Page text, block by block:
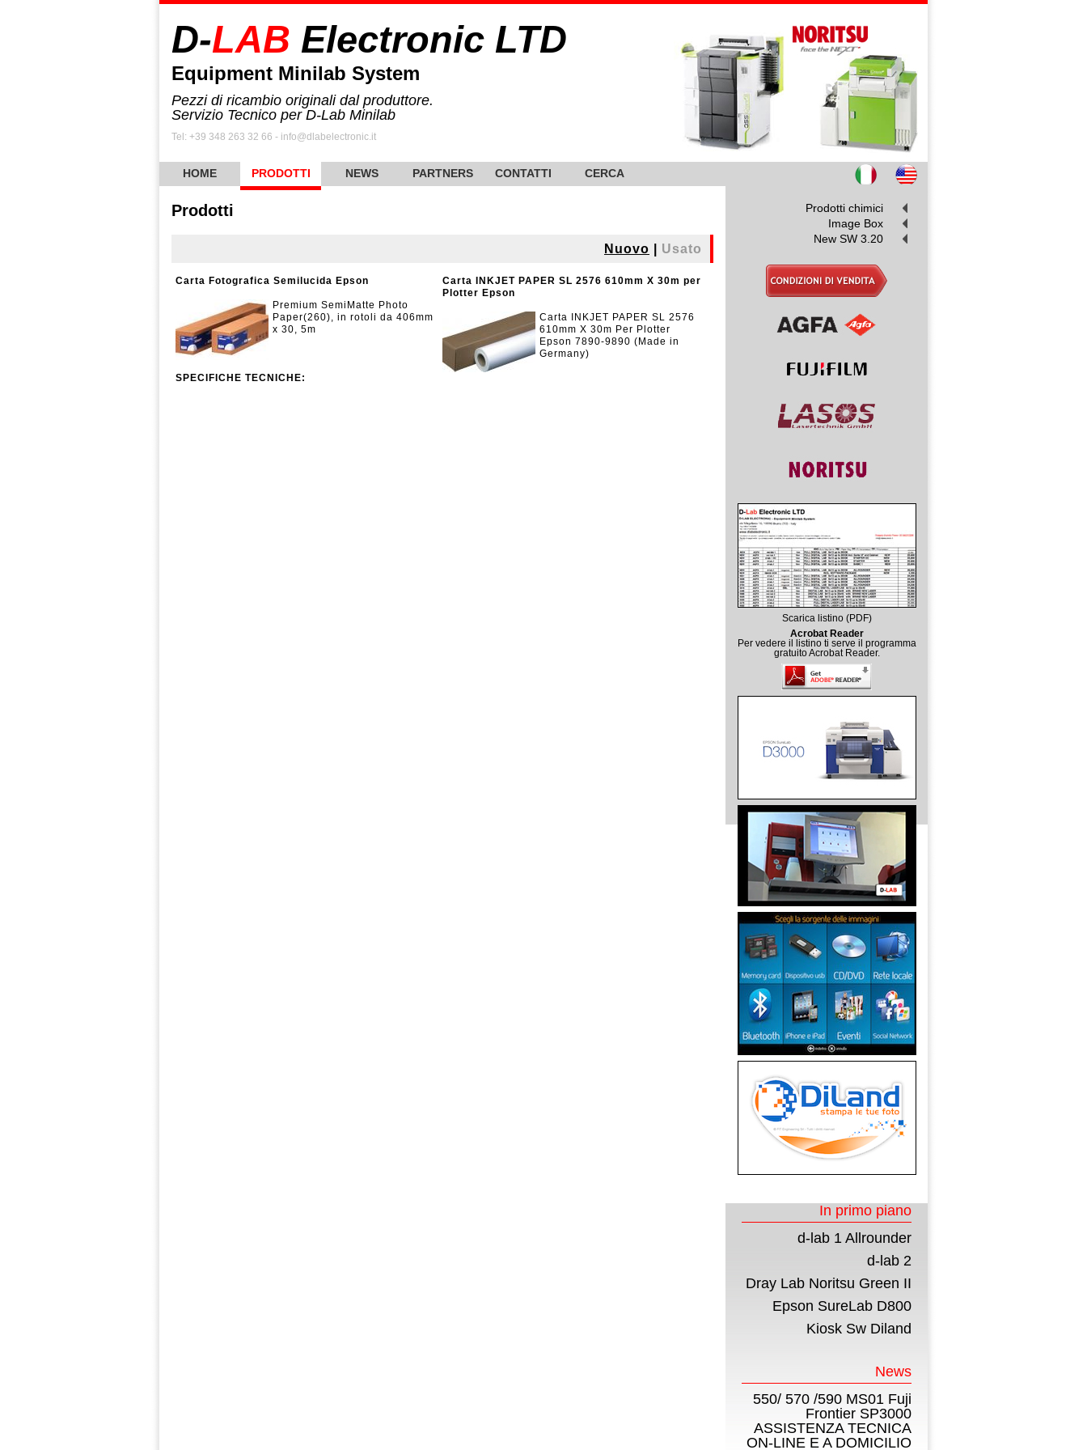
D-LAB Electronic LTD
Equipment Minilab System
Pezzi di ricambio originali dal produttore.
Servizio Tecnico per D-Lab Minilab
Tel: +39 348 263 32 66 - info@dlabelectronic.it
HOME PRODOTTI NEWS PARTNERS CONTATTI CERCA
Prodotti
Nuovo Usato
Carta Fotografica Semilucida Epson
Premium SemiMatte Photo
Paper(260), in rotoli da 406mm
x 30, 5m
SPECIFICHE TECNICHE:
Carta INKJET PAPER SL 2576 610mm X 30m per
Plotter Epson
Carta INKJET PAPER SL 2576
610mm X 30m Per Plotter
Epson 7890-9890 (Made in
Germany)
Prodotti chimici
Image Box
New SW 3.20
Scarica listino (PDF)
Acrobat Reader
Per vedere il listino ti serve il programma
gratuito Acrobat Reader.
In primo piano
d-lab 1 Allrounder
d-lab 2
Dray Lab Noritsu Green II
Epson SureLab D800
Kiosk Sw Diland
News
550/ 570 /590 MS01 Fuji
Frontier SP3000
ASSISTENZA TECNICA
ON-LINE E A DOMICILIO